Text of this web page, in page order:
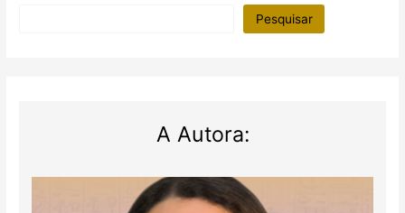
Pesquisar
A Autora: